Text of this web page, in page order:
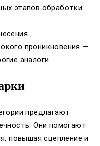
этапов обработки.
проникновения —
аналоги.
предлагают
Они помогают
повышая сцепление и